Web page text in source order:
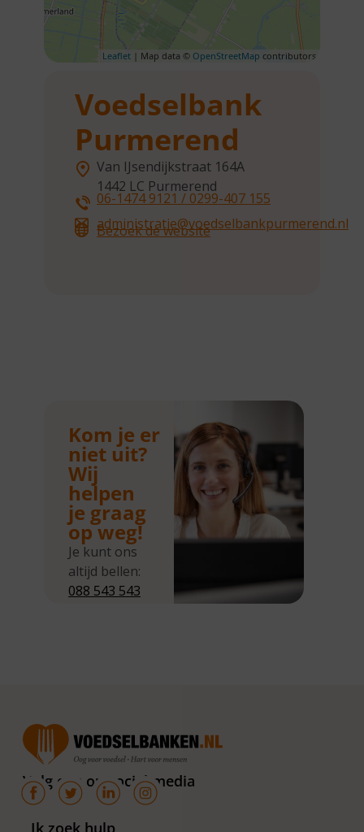
Leaflet | Map data © OpenStreetMap contributors
Voedselbank
Purmerend
Van IJsendijkstraat 164A
1442 LC Purmerend
06-1474 9121 / 0299-407 155
administratie@voedselbankpurmerend.nl
Bezoek de website
Kom je er
niet uit?
Wij
helpen
je graag
op weg!
Je kunt ons
altijd bellen:
088 543 543
van 10.00 –
16.00 uur. Op
de vrijdagen
zijn wij
bereikbaar
Volg ons op social media
Ik zoek hulp